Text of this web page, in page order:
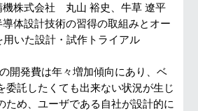
機株式会社 丸山 裕史、牛草 遼平
導体設計技術の習得の取組みとオー
用いた設計・試作トライアル
開発費は年々増加傾向にあり、ベ
委託したくても出来ない状況が生じ
ため、ユーザである自社が設計的に